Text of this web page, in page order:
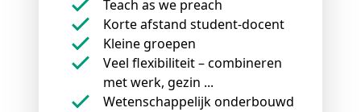
Teach as we preach
Korte afstand student-docent
Kleine groepen
Veel flexibiliteit – combineren
met werk, gezin ...
Wetenschappelijk onderbouwd